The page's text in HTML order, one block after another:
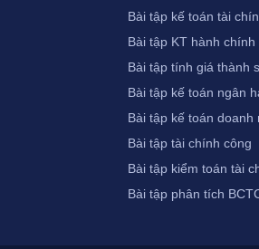
Bài tập kế toán tài
Bài tập KT hành
Bài tập tính giá thành
Bài tập kế toán ngân
Bài tập kế toán doanh
Bài tập tài chính công
Bài tập kiểm toán tài
Bài tập phân tích